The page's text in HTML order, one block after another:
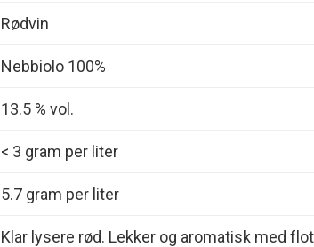
Rødvin
Nebbiolo 100%
13.5 % vol.
< 3 gram per liter
5.7 gram per liter
Klar lysere rød. Lekker og aromatisk med